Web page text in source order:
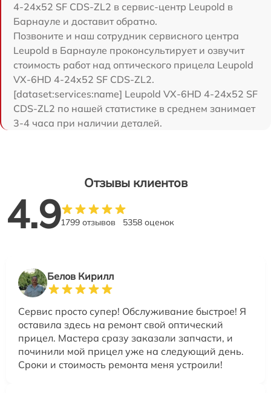
4-24x52 SF CDS-ZL2 в сервис-центр Leupold в
Барнауле и доставит обратно.
Позвоните и наш сотрудник сервисного центра
Leupold в Барнауле проконсультирует и озвучит
стоимость работ над оптического прицела Leupold
VX-6HD 4-24x52 SF CDS-ZL2.
[dataset:services:name] Leupold VX-6HD 4-24x52 SF
CDS-ZL2 по нашей статистике в среднем занимает
3-4 часа при наличии деталей.
Отзывы клиентов
4.91799 отзывов 5358 оценок
Белов Кирилл
Сервис просто супер! Обслуживание быстрое! Я
оставила здесь на ремонт свой оптический
прицел. Мастера сразу заказали запчасти, и
починили мой прицел уже на следующий день.
Сроки и стоимость ремонта меня устроили!